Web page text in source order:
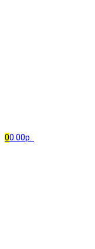
00.00р.